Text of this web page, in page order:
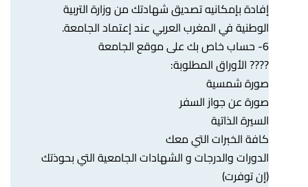
إفادة بإمكانيه تصديق شهادتك من وزارة التربية
الوطنية في المغرب العربي عند إعتماد الجامعة.
6- حساب خاص بك على موقع الجامعة
???? الأوراق المطلوبة:
صورة شمسية
صورة عن جواز السفر
السيرة الذاتية
كافة الخبرات التي معك
الدورات والدرجات و الشهادات الجامعية التي بحوذتك
(إن توفرت)